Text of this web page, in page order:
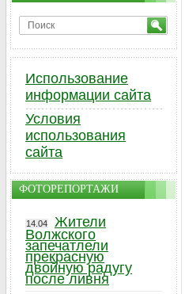
Использование
информации сайта
Условия
использования
сайта
ФОТОРЕПОРТАЖИ
14.04
Жители
Волжского
запечатлели
прекрасную
двойную радугу
после ливня